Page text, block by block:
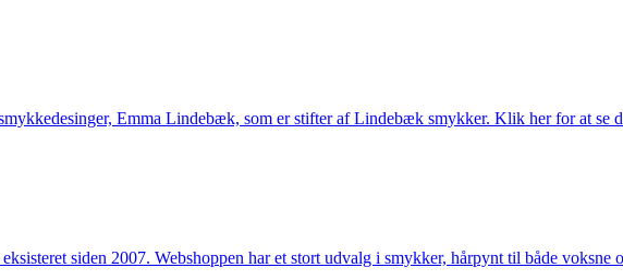
Emma Lindebæk, som er stifter af Lindebæk smykker. Klik her for at se
siden 2007. Webshoppen har et stort udvalg i smykker, hårpynt til både